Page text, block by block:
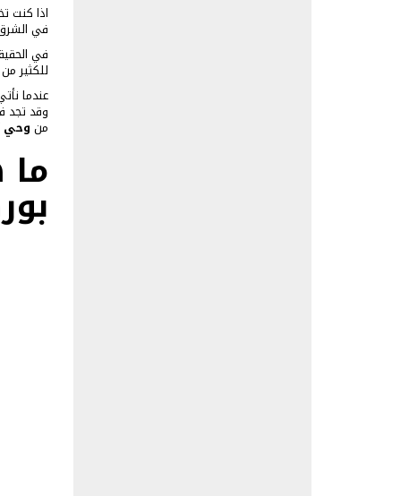
اذا كنت
في
في
للكثير
عندما
وقد تجد
من وحي
ما